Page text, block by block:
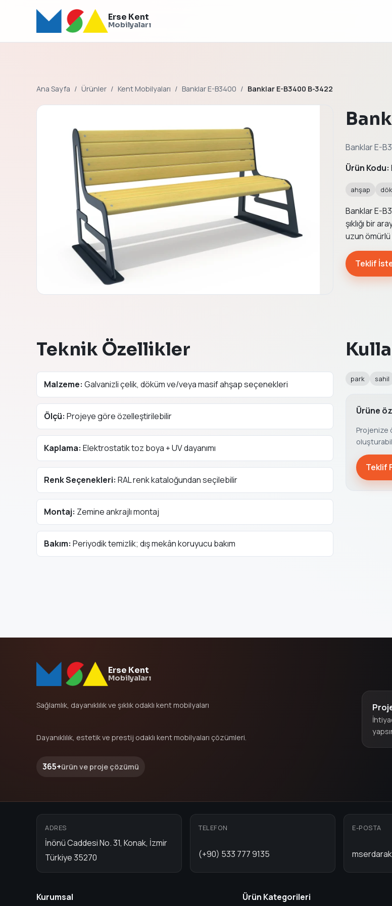
Erse Kent
Mobilyaları
Ana Sayfa Ürünler Kent Mobilyaları Banklar E-B3400 Banklar E-B3400 B-3422
Banklar E-
Ürün Kodu:
ahşap
Banklar E-
şıklığı bir
uzun
Teklif
Teknik Özellikler
Malzeme: Galvanizli çelik, döküm ve/veya masif ahşap seçenekleri
Ölçü: Projeye göre özelleştirilebilir
Kaplama: Elektrostatik toz boya + UV dayanımı
Renk Seçenekleri: RAL renk kataloğundan seçilebilir
Montaj: Zemine ankrajlı montaj
Bakım: Periyodik temizlik; dış mekân koruyucu bakım
park sahil
Ürüne
Projenize
Teklif
Erse Kent
Mobilyaları
Sağlamlık, dayanıklılık ve şıklık odaklı kent mobilyaları
Dayanıklılık, estetik ve prestij odaklı kent mobilyaları çözümleri.
365+ürün ve proje çözümü
ADRES
İnönü Caddesi No. 31, Konak, İzmir
Türkiye 35270
TELEFON
(+90) 533 777 9135
E-POSTA
Kurumsal Ürün Kategorileri